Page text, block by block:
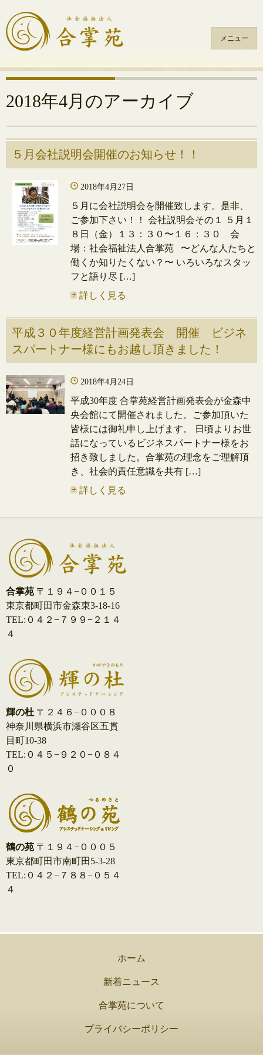
メニュー
コ
ン
テ
ン
へ
2018年4月 のアーカイブ
５月会社説明会開催のお知らせ！！
2018年4月27日
５月に会社説明会を開催致します。是非、
ご参加下さい！！ 会社説明会その１ ５月１
８日（金）１３：３０〜１６：３０ 会
場：社会福祉法人合掌苑 〜どんな人たちと
働くか知りたくない？〜 いろいろなスタッ
フと語り尽 […]
詳しく見る
平成３０年度経営計画発表会 開催 ビジネ
スパートナー様にもお越し頂きました！
2018年4月24日
平成30年度 合掌苑経営計画発表会が金森中
央会館にて開催されました。ご参加頂いた
皆様には御礼申し上げます。 日頃よりお世
話になっているビジネスパートナー様をお
招き致しました。合掌苑の理念をご理解頂
き、社会的責任意識を共有 […]
詳しく見る
合掌苑 〒１９４−００１５
東京都町田市金森東3-18-16
TEL:０４２−７９９−２１４
４
輝の杜 〒２４６−０００８
神奈川県横浜市瀬谷区五貫
目町10-38
TEL:０４５−９２０−０８４
０
鶴の苑 〒１９４−０００５
東京都町田市南町田5-3-28
TEL:０４２−７８８−０５４
４
ホーム
新着ニュース
合掌苑について
プライバシーポリシー